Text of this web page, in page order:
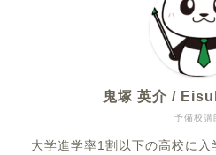
予備校講
鬼塚 英介 /
大学進学率1割以下の高校に